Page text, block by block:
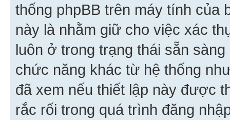
thống phpBB trên máy tính của
này là nhằm giữ cho việc xác
luôn ở trong trạng thái sẵn
chức năng khác từ hệ thống
đã xem nếu thiết lập này được
rắc rối trong quá trình đăng